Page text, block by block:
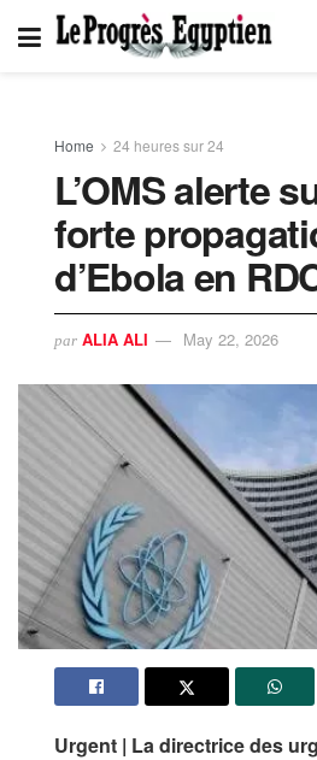
Home 24 heures sur 24
L’OMS alerte
forte
d’Ebola en
par ALIA ALI May 22, 2026
Urgent | La directrice des